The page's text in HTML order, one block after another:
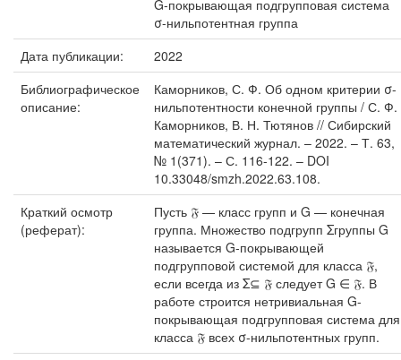
G-покрывающая подгрупповая система
σ-нильпотентная группа
Дата публикации:
2022
Библиографическое
описание:
Каморников, С. Ф. Об одном критерии σ-
нильпотентности конечной группы / С. Ф.
Каморников, В. Н. Тютянов // Сибирский
математический журнал. – 2022. – Т. 63,
№ 1(371). – С. 116-122. – DOI
10.33048/smzh.2022.63.108.
Краткий осмотр
(реферат):
Пусть 𝔉 — класс групп и G — конечная
группа. Множество подгрупп Σгруппы G
называется G-покрывающей
подгрупповой системой для класса 𝔉,
если всегда из Σ⊆ 𝔉 следует G ∈ 𝔉. В
работе строится нетривиальная G-
покрывающая подгрупповая система для
класса 𝔉 всех σ-нильпотентных групп.